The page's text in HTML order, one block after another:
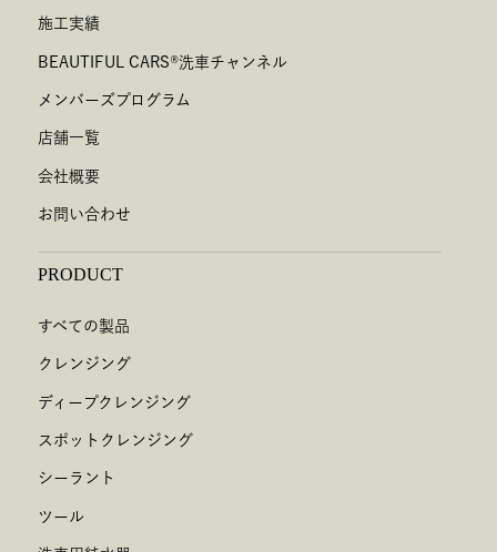
施工実績
BEAUTIFUL CARS®洗車チャンネル
メンバーズプログラム
店舗一覧
会社概要
お問い合わせ
PRODUCT
すべての製品
クレンジング
ディープクレンジング
スポットクレンジング
シーラント
ツール